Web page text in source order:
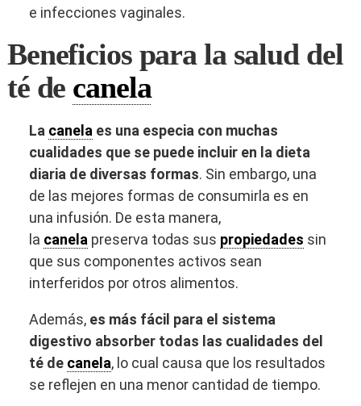
e infecciones vaginales.
Beneficios para la salud del
té de canela
La canela es una especia con muchas
cualidades que se puede incluir en la dieta
diaria de diversas formas. Sin embargo, una
de las mejores formas de consumirla es en
una infusión. De esta manera,
la canela preserva todas sus propiedades sin
que sus componentes activos sean
interferidos por otros alimentos.
Además, es más fácil para el sistema
digestivo absorber todas las cualidades del
té de canela, lo cual causa que los resultados
se reflejen en una menor cantidad de tiempo.